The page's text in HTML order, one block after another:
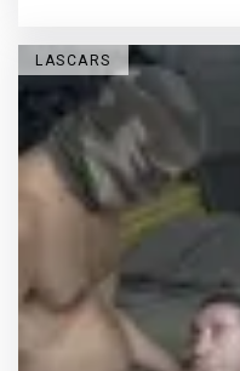
LASCARS